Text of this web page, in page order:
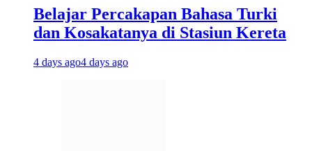
Belajar Percakapan Bahasa Turki
dan Kosakatanya di Stasiun Kereta
4 days ago4 days ago